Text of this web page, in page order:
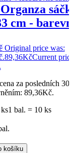
cm -
Original price was:
89,36KčCurrent
za posledních 30
89,36Kč.
1 bal. = 10 ks
košíku